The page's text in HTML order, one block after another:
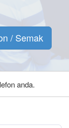
/ Semak
anda.